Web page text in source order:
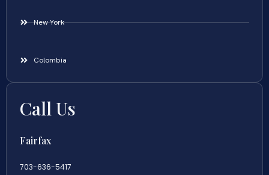
New York
Colombia
Call Us
Fairfax
703-636-5417